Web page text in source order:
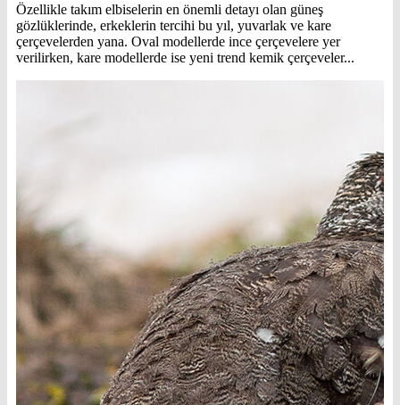
Özellikle takım elbiselerin en önemli detayı olan güneş
gözlüklerinde, erkeklerin tercihi bu yıl, yuvarlak ve kare
çerçevelerden yana. Oval modellerde ince çerçevelere yer
verilirken, kare modellerde ise yeni trend kemik çerçeveler...